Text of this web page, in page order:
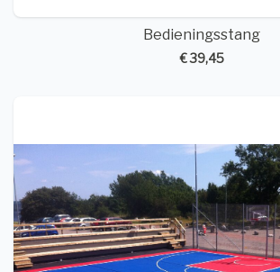
Bedieningsstang
€ 39,45